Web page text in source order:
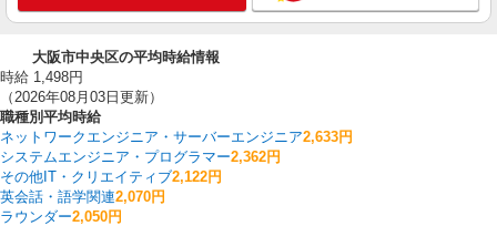
大阪市中央区の平均時給情報
時給 1,498円
（2026年08月03日更新）
職種別平均時給
ネットワークエンジニア・サーバーエンジニア2,633円
システムエンジニア・プログラマー2,362円
その他IT・クリエイティブ2,122円
英会話・語学関連2,070円
ラウンダー2,050円